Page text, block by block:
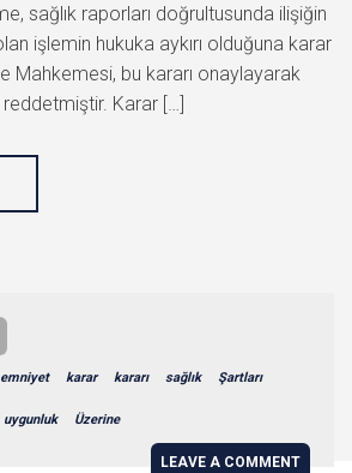
sağlık raporları doğrultusunda ilişiğin
işlemin hukuka aykırı olduğuna karar
Mahkemesi, bu kararı onaylayarak
Karar […]
emniyet karar kararı sağlık Şartları
uygunluk Üzerine
LEAVE A COMMENT